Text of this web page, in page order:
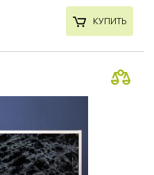
КУПИТЬ